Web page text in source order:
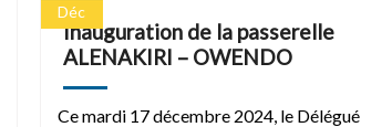
Déc
Inauguration de la passerelle
ALENAKIRI – OWENDO
Ce mardi 17 décembre 2024, le Délégué